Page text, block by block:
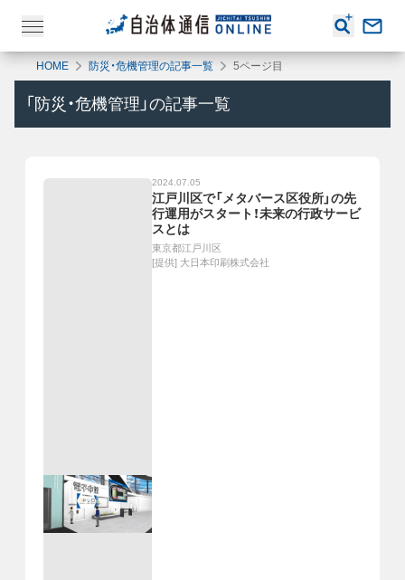
HOME 防災・危機管理の記事一覧 5ページ目
「 防災・危機管理 」の記事一覧
2024.07.05
江戸川区で「メタバース区役所」の先
行運用がスタート！未来の行政サービ
スとは
東京都江戸川区
[提供] 大日本印刷株式会社